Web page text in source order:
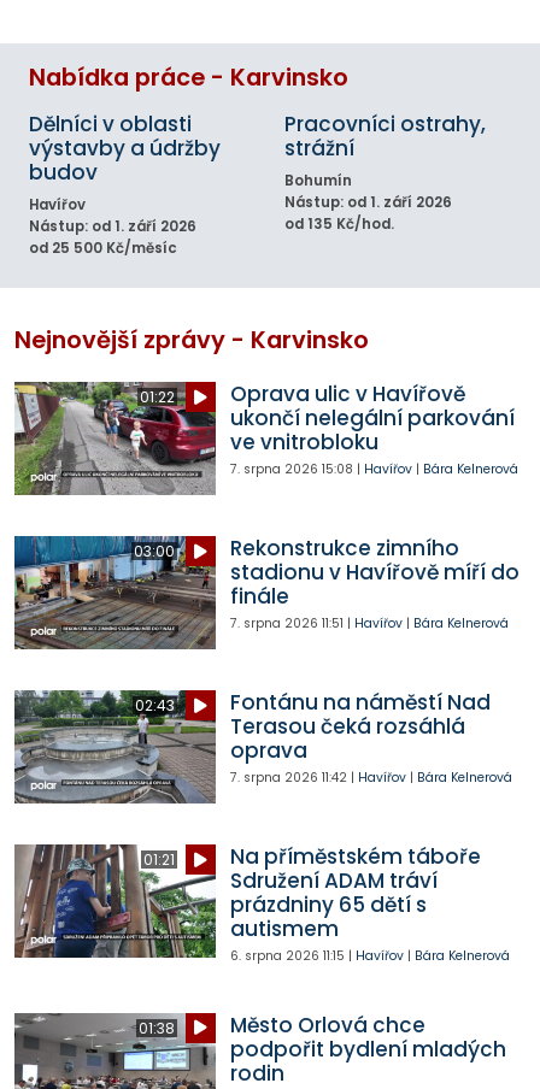
Nabídka práce - Karvinsko
Dělníci v oblasti
výstavby a údržby
budov
Havířov
Nástup: od 1. září 2026
od 25 500 Kč/měsíc
Pracovníci ostrahy,
strážní
Bohumín
Nástup: od 1. září 2026
od 135 Kč/hod.
Nejnovější zprávy - Karvinsko
01:22
Oprava ulic v Havířově
ukončí nelegální parkování
ve vnitrobloku
7. srpna 2026 15:08 | Havířov| Bára Kelnerová
03:00
Rekonstrukce zimního
stadionu v Havířově míří do
finále
7. srpna 2026 11:51 | Havířov| Bára Kelnerová
02:43
Fontánu na náměstí Nad
Terasou čeká rozsáhlá
oprava
7. srpna 2026 11:42| Havířov| Bára Kelnerová
01:21
Na příměstském táboře
Sdružení ADAM tráví
prázdniny 65 dětí s
autismem
6. srpna 2026 11:15 | Havířov| Bára Kelnerová
01:38
Město Orlová chce
podpořit bydlení mladých
rodin